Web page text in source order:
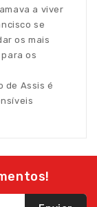
a viver
se
os mais
os
de Assis é